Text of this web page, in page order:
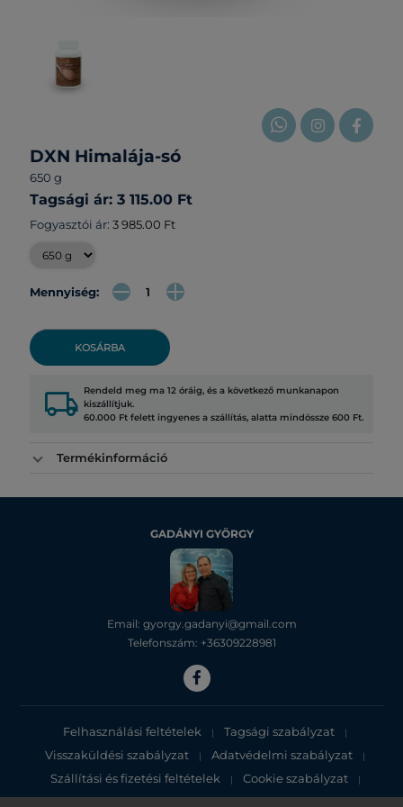
DXN Himalája-só
650 g
Tagsági ár: 3 115.00 Ft
Fogyasztói ár: 3 985.00 Ft
Mennyiség:
KOSÁRBA
local_shipping Rendeld meg ma 12 óráig, és a következő munkanapon
kiszállítjuk.
60.000 Ft felett ingyenes a szállítás, alatta mindössze 600 Ft.
Termékinformáció
GADÁNYI GYÖRGY
Email: gyorgy.gadanyi@gmail.com
Telefonszám: +36309228981
Felhasználási feltételek | Tagsági szabályzat |
Visszaküldési szabályzat | Adatvédelmi szabályzat |
Szállítási és fizetési feltételek | Cookie szabályzat |
Adatvédelmi tájékoztató